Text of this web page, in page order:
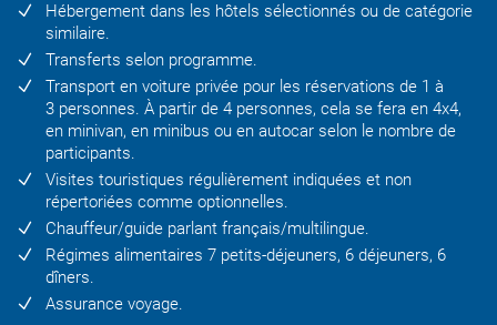
Hébergement dans les hôtels sélectionnés ou de catégorie
similaire.
Transferts selon programme.
Transport en voiture privée pour les réservations de 1 à
3 personnes. À partir de 4 personnes, cela se fera en 4x4,
en minivan, en minibus ou en autocar selon le nombre de
participants.
Visites touristiques régulièrement indiquées et non
répertoriées comme optionnelles.
Chauffeur/guide parlant français/multilingue.
Régimes alimentaires 7 petits-déjeuners, 6 déjeuners, 6
dîners.
Assurance voyage.